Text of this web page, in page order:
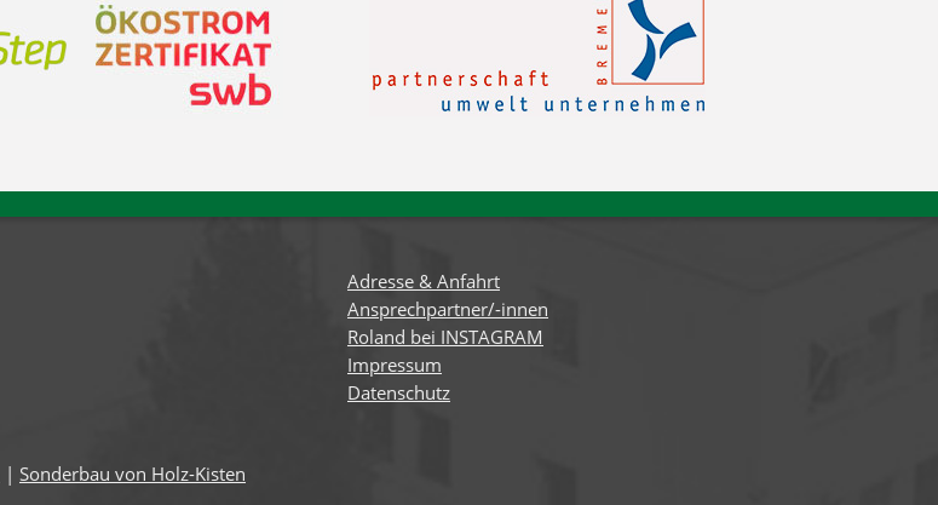
| Sonderbau von Holz-Kisten
Adresse & Anfahrt
Ansprechpartner/-innen
Roland bei INSTAGRAM
Impressum
Datenschutz